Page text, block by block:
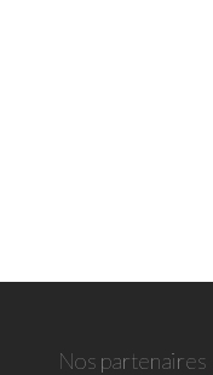
Nos partenaires